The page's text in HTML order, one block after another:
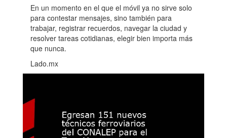
En un momento en el que el móvil ya no sirve solo
para contestar mensajes, sino también para
trabajar, registrar recuerdos, navegar la ciudad y
resolver tareas cotidianas, elegir bien importa más
que nunca.
Lado.mx